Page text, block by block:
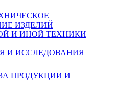
ИЗДЕЛИЙ
И ИНОЙ ТЕХНИКИ
И ИССЛЕДОВАНИЯ
ПРОДУКЦИИ И